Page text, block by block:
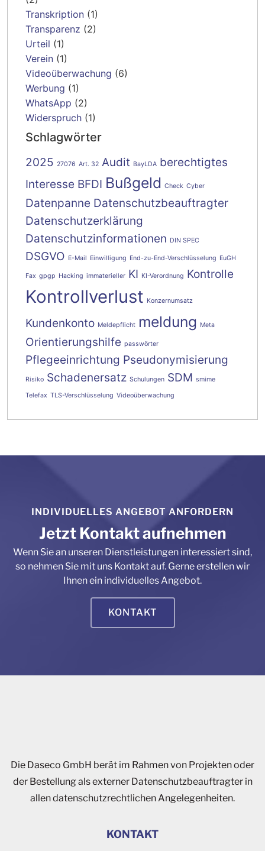
Transkription (1)
Transparenz (2)
Urteil (1)
Verein (1)
Videoüberwachung (6)
Werbung (1)
WhatsApp (2)
Widerspruch (1)
Schlagwörter
2025 27076 Art. 32 Audit BayLDA berechtigtes
Interesse BFDI Bußgeld Check Cyber
Datenpanne Datenschutzbeauftragter
Datenschutzerklärung
Datenschutzinformationen DIN SPEC
DSGVO E-Mail Einwilligung End-zu-End-Verschlüsselung EuGH
Fax gpgp Hacking immaterieller KI KI-Verordnung Kontrolle
Kontrollverlust Konzernumsatz
Kundenkonto Meldepflicht meldung Meta
Orientierungshilfe passwörter
Pflegeeinrichtung Pseudonymisierung
Risiko Schadenersatz Schulungen SDM smime
Telefax TLS-Verschlüsselung Videoüberwachung
INDIVIDUELLES ANGEBOT ANFORDERN
Jetzt Kontakt aufnehmen
Wenn Sie an unseren Dienstleistungen interessiert sind,
so nehmen Sie mit uns Kontakt auf. Gerne erstellen wir
Ihnen ein individuelles Angebot.
KONTAKT
Die Daseco GmbH berät im Rahmen von Projekten oder
der Bestellung als externer Datenschutzbeauftragter in
allen datenschutzrechtlichen Angelegenheiten.
KONTAKT